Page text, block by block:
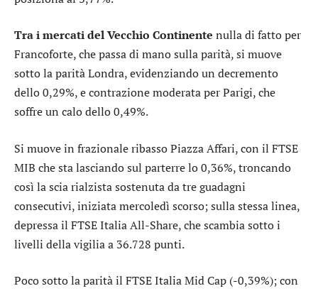
Tra i mercati del Vecchio Continente nulla di fatto per
Francoforte, che passa di mano sulla parità, si muove
sotto la paritàLondra, evidenziando un decremento
dello 0,29%, e contrazione moderata perParigi, che
soffre un calo dello 0,49%.
Si muove in frazionale ribasso Piazza Affari, con il FTSE
MIB che sta lasciando sul parterre lo 0,36%, troncando
così la scia rialzista sostenuta da tre guadagni
consecutivi, iniziata mercoledì scorso; sulla stessa linea,
depressa il FTSE Italia All-Share, che scambia sotto i
livelli della vigilia a 36.728 punti.
Poco sotto la parità il FTSE Italia Mid Cap (-0,39%); con